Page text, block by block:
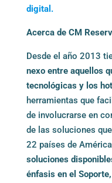
digital.
Acerca de CM
Desde el año 2013
nexo entre aquellos
tecnológicas y los
herramientas que
de involucrarse en
de las soluciones
22 países de
soluciones
énfasis en el Soporte,